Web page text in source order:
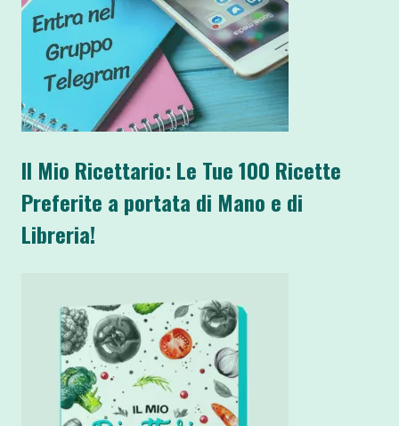
Il Mio Ricettario: Le Tue 100 Ricette
Preferite a portata di Mano e di
Libreria!